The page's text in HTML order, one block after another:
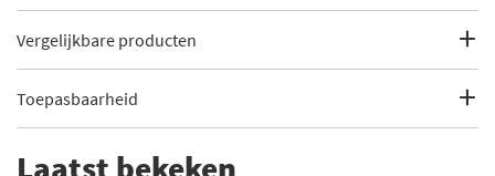
Categorie
Aandrijfas
Bekijk meer
Lengte [mm]
Volvo
Vergelijkbare producten
GSP 262023
SKF VKJC 6770
Toepasbaarheid
Laatst bekeken